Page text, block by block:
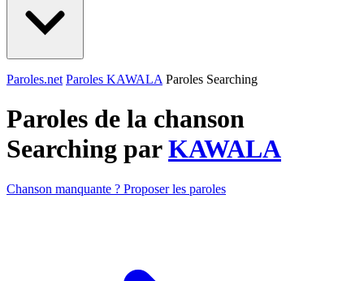
Paroles.net Paroles KAWALA Paroles Searching
Paroles de la chanson
Searching parKAWALA
Chanson manquante ? Proposer les paroles